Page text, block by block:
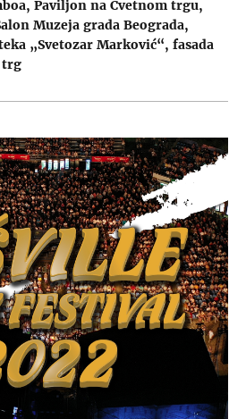
Paviljon na Cvetnom trgu
Muzeja grada Beograda
„Svetozar Marković“ fasada
trg